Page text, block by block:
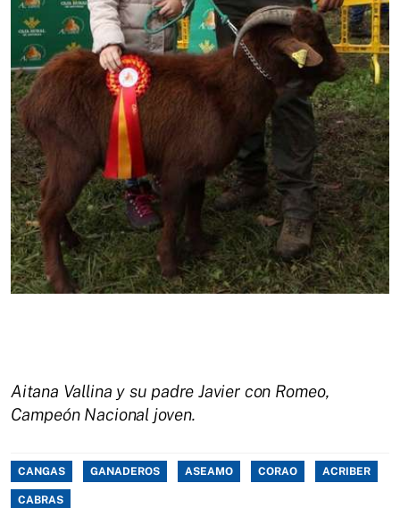
Aitana Vallina y su padre Javier con Romeo,
Campeón Nacional joven.
CANGAS GANADEROS ASEAMO CORAO ACRIBER
CABRAS